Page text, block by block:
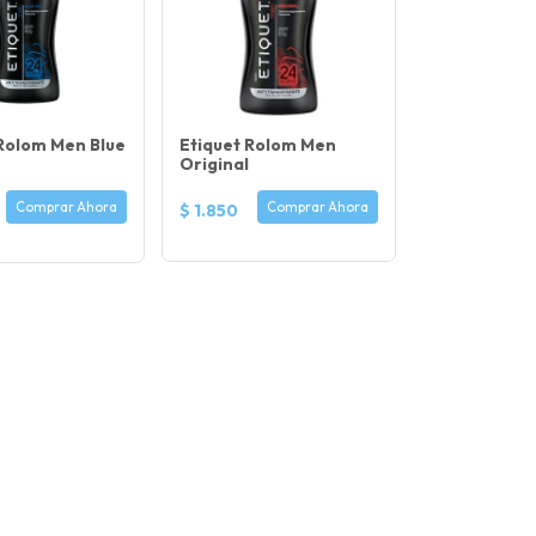
Men Blue
Comprar Ahora
Etiquet Rolom Men
Original
$ 1.850 Comprar Ahora